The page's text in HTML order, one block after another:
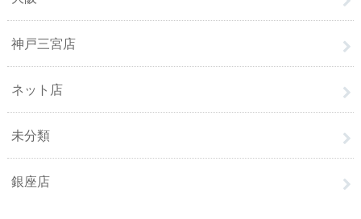
神戸三宮店
ネット店
未分類
銀座店